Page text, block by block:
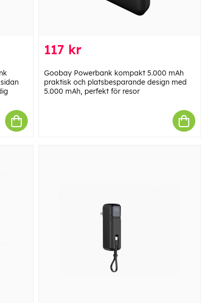
117 kr
Goobay Powerbank kompakt 5.000 mAh
praktisk och platsbesparande design med
5.000 mAh, perfekt för resor